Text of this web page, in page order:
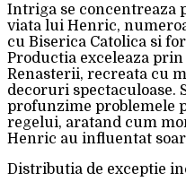
Intriga se concentreaza
viata lui Henric,
cu Biserica Catolica si
Productia exceleaza
Renasterii, recreata cu
decoruri spectaculoase.
profunzime problemele
regelui, aratand cum
Henric au influentat
Distributia de exceptie